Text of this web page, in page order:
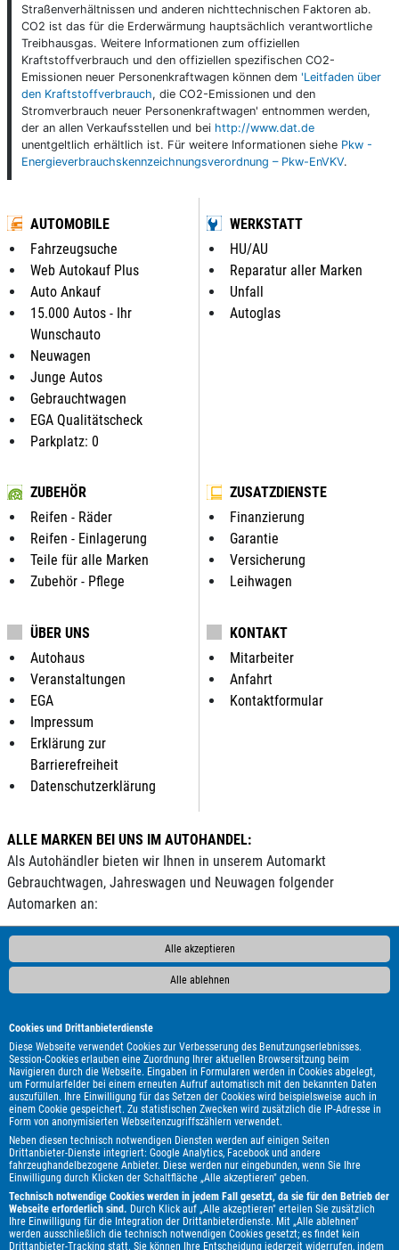
Alle akzeptieren
Alle ablehnen
Cookies und Drittanbieterdienste
Diese Webseite verwendet Cookies zur Verbesserung des Benutzungserlebnisses.
Session-Cookies erlauben eine Zuordnung Ihrer aktuellen Browsersitzung beim
Navigieren durch die Webseite. Eingaben in Formularen werden in Cookies abgelegt,
um Formularfelder bei einem erneuten Aufruf automatisch mit den bekannten Daten
auszufüllen. Ihre Einwilligung für das Setzen der Cookies wird beispielsweise auch in
einem Cookie gespeichert. Zu statistischen Zwecken wird zusätzlich die IP-Adresse in
Form von anonymisierten Webseitenzugriffszählern verwendet.
Neben diesen technisch notwendigen Diensten werden auf einigen Seiten
Drittanbieter-Dienste integriert: Google Analytics, Facebook und andere
fahrzeughandelbezogene Anbieter. Diese werden nur eingebunden, wenn Sie Ihre
Einwilligung durch Klicken der Schaltfläche „Alle akzeptieren" geben.
Technisch notwendige Cookies werden in jedem Fall gesetzt, da sie für den Betrieb der
Webseite erforderlich sind. Durch Klick auf „Alle akzeptieren" erteilen Sie zusätzlich
Ihre Einwilligung für die Integration der Drittanbieterdienste. Mit „Alle ablehnen"
werden ausschließlich die technisch notwendigen Cookies gesetzt; es findet kein
Drittanbieter-Tracking statt. Sie können Ihre Entscheidung jederzeit widerrufen, indem
Straßenverhältnissen und anderen nichttechnischen Faktoren ab.
CO2 ist das für die Erderwärmung hauptsächlich verantwortliche
Treibhausgas. Weitere Informationen zum offiziellen
Kraftstoffverbrauch und den offiziellen spezifischen CO2-
Emissionen neuer Personenkraftwagen können dem 'Leitfaden über
den Kraftstoffverbrauch, die CO2-Emissionen und den
Stromverbrauch neuer Personenkraftwagen' entnommen werden,
der an allen Verkaufsstellen und bei http://www.dat.de
unentgeltlich erhältlich ist. Für weitere Informationen siehe Pkw -
Energieverbrauchskennzeichnungsverordnung – Pkw-EnVKV.
AUTOMOBILE
Fahrzeugsuche
Web Autokauf Plus
Auto Ankauf
15.000 Autos - Ihr
Wunschauto
Neuwagen
Junge Autos
Gebrauchtwagen
EGA Qualitätscheck
Parkplatz: 0
WERKSTATT
HU/AU
Reparatur aller Marken
Unfall
Autoglas
ZUBEHÖR
Reifen - Räder
Reifen - Einlagerung
Teile für alle Marken
Zubehör - Pflege
ZUSATZDIENSTE
Finanzierung
Garantie
Versicherung
Leihwagen
ÜBER UNS
Autohaus
Veranstaltungen
EGA
Impressum
Erklärung zur
Barrierefreiheit
Datenschutzerklärung
KONTAKT
Mitarbeiter
Anfahrt
Kontaktformular
ALLE MARKEN BEI UNS IM AUTOHANDEL:
Als Autohändler bieten wir Ihnen in unserem Automarkt
Gebrauchtwagen, Jahreswagen und Neuwagen folgender
Automarken an:
AC ALPINA Abarth Aixam Alfa Romeo Andere
Audi
BAIC
BAW BMW BYD Bentley Borgward
Bürstner
Carthago Chausson
Automobiles
Dacia Dodge
Fiat
Ford Foton GWM Geely Genesis
Harley-
Davidson
Honda Hyundai Isuzu Itineo Iveco
JAC
Jaecoo
Jaguar Jeep KGM Kia Knaus Lada
Land
Rover
Leapmotor Lexus MAN MF MG MINI
Malibu
Maserati
Maxus Mazda Mercedes-Benz
Mitsubishi
Mooveo
Nissan Omoda Opel Ora Peugeot
Plymouth
Polestar Porsche Pössl Renault
Royal Alloy
Seat
Skoda Smart Ssangyong Subaru Suzuki
T@b
Tabbert
Terex Tesla Toyota Volkswagen
Volvo
Weinsberg
Zeekr e.GO